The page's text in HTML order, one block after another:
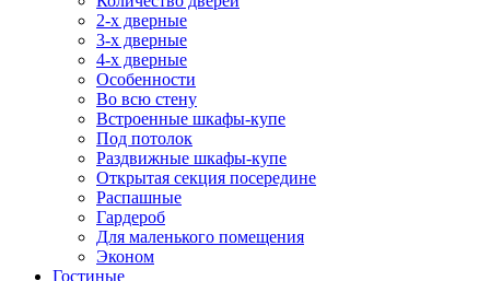
2-х дверные
3-х дверные
4-х дверные
Особенности
Во всю стену
Встроенные шкафы-купе
Под потолок
Раздвижные шкафы-купе
Открытая секция посередине
Распашные
Гардероб
Для маленького помещения
Эконом
Гостиные